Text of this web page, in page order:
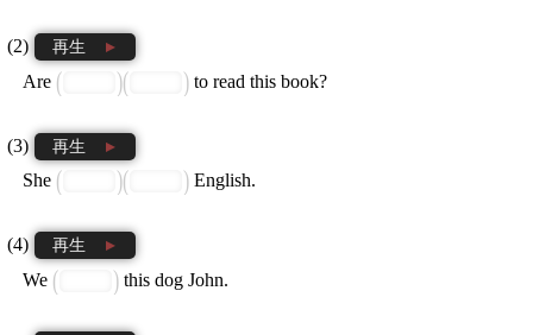
再生
Are to read this book?
再生
She English.
再生
We this dog John.